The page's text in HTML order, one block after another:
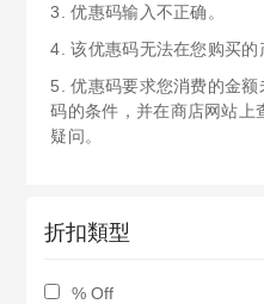
3. 优惠码输入不正确。
4. 该优惠码无法在您购买的
5. 优惠码要求您消费的金
码的条件，并在商店网站上
疑问。
折扣類型
% Off